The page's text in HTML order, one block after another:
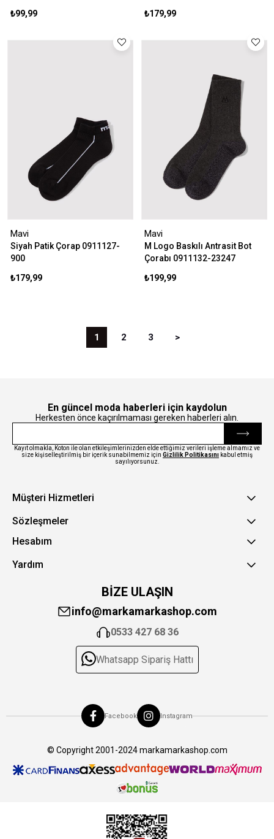
₺99,99
₺179,99
Mavi
Siyah Patik Çorap 0911127-
900
₺179,99
Mavi
M Logo Baskılı Antrasit Bot
Çorabı 0911132-23247
₺199,99
1 2 3 >
En güncel moda haberleri için kaydolun
Herkesten önce kaçırılmaması gereken haberleri alın.
Kayıt olmakla, Koton ile olan etkileşimlerinizden elde ettiğimiz verileri işleme almamız ve
size kişiselleştirilmiş bir içerik sunabilmemiz için Gizlilik Politikasını kabul etmiş
sayılıyorsunuz.
Müşteri Hizmetleri
Sözleşmeler
Hesabım
Yardım
BİZE ULAŞIN
info@markamarkashop.com
0533 427 68 36
Whatsapp Sipariş Hattı
Facebook Instagram
© Copyright 2001-2024 markamarkashop.com